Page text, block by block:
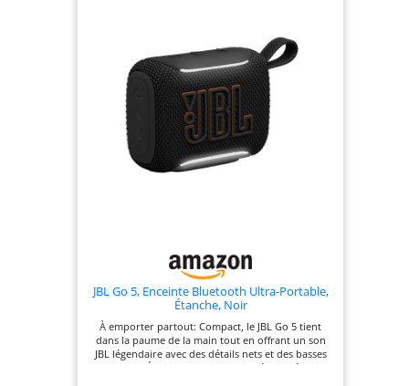
compatibles Auracast Personnalisable et portable :
Le système PushLock propose des accessoires
interchangeables, vous permettant de fixer,
suspendre ou transporter votre enceinte à la main
; une sangle et un mousqueton sont inclus
JBL Go 5, Enceinte Bluetooth Ultra‑Portable,
Étanche, Noir
À emporter partout: Compact, le JBL Go 5 tient
dans la paume de la main tout en offrant un son
JBL légendaire avec des détails nets et des basses
riches. Éclairage d’ambiance latéral: Créez